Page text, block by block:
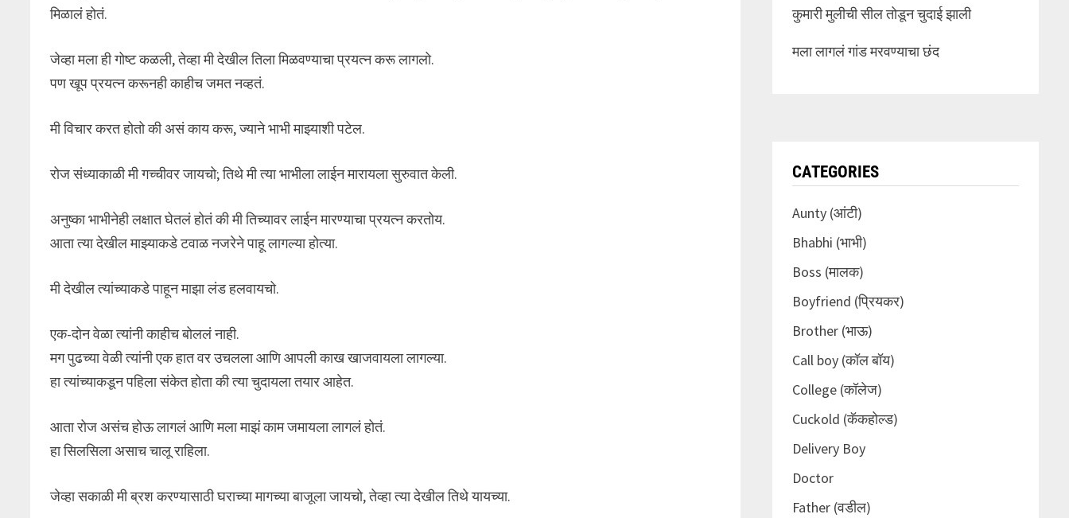
मिळालं होतं.
जेव्हा मला ही गोष्ट कळली, तेव्हा मी देखील तिला मिळवण्याचा प्रयत्न करू लागलो.
पण खूप प्रयत्न करूनही काहीच जमत नव्हतं.
मी विचार करत होतो की असं काय करू, ज्याने भाभी माझ्याशी पटेल.
रोज संध्याकाळी मी गच्चीवर जायचो; तिथे मी त्या भाभीला लाईन मारायला सुरुवात केली.
अनुष्का भाभीनेही लक्षात घेतलं होतं की मी तिच्यावर लाईन मारण्याचा प्रयत्न करतोय.
आता त्या देखील माझ्याकडे टवाळ नजरेने पाहू लागल्या होत्या.
मी देखील त्यांच्याकडे पाहून माझा लंड हलवायचो.
एक-दोन वेळा त्यांनी काहीच बोललं नाही.
मग पुढच्या वेळी त्यांनी एक हात वर उचलला आणि आपली काख खाजवायला लागल्या.
हा त्यांच्याकडून पहिला संकेत होता की त्या चुदायला तयार आहेत.
आता रोज असंच होऊ लागलं आणि मला माझं काम जमायला लागलं होतं.
हा सिलसिला असाच चालू राहिला.
जेव्हा सकाळी मी ब्रश करण्यासाठी घराच्या मागच्या बाजूला जायचो, तेव्हा त्या देखील तिथे यायच्या.
कुमारी मुलीची सील तोडून चुदाई झाली
मला लागलं गांड मरवण्याचा छंद
CATEGORIES
Aunty (आंटी)
Bhabhi (भाभी)
Boss (मालक)
Boyfriend (प्रियकर)
Brother (भाऊ)
Call boy (कॉल बॉय)
College (कॉलेज)
Cuckold (कॅकहोल्ड)
Delivery Boy
Doctor
Father (वडील)